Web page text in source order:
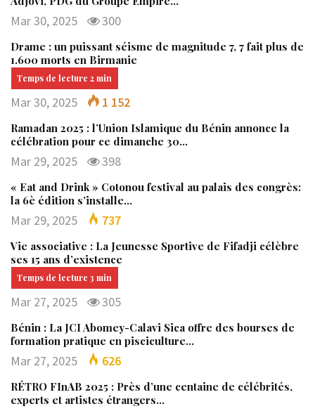
Mar 30, 2025 300
Drame : un puissant séisme de magnitude 7, 7 fait plus de
1.600 morts en Birmanie
Mar 30, 2025 1 152
Ramadan 2025 : l’Union Islamique du Bénin annonce la
célébration pour ce dimanche 30…
Mar 29, 2025 398
« Eat and Drink » Cotonou festival au palais des congrès:
la 6è édition s’installe…
Mar 29, 2025 737
Vie associative : La Jeunesse Sportive de Fifadji célèbre
ses 15 ans d’existence
Mar 27, 2025 305
Bénin : La JCI Abomey-Calavi Sica offre des bourses de
formation pratique en pisciculture…
Mar 27, 2025 626
RÉTRO FInAB 2025 : Près d’une centaine de célébrités,
experts et artistes étrangers…